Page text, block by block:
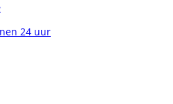
24 uur